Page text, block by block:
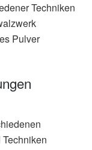
Techniken
Pulver